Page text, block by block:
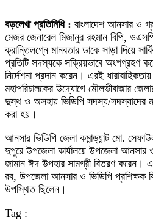
বড়লেখা প্রতিনিধি : বাংলাদেশ আনসার ও
মেজর জেনারেল মিজানুর রহমান বিপি,
ক্রান্তিলগ্নে মানবতার ডাকে সাড়া দিয়ে
প্রতিটি সদস্যকে সক্রিয়ভাবে অংশগ্রহণ
নির্দেশনা প্রদান করেন। এরই
মহাপরিচালকের উদ্যোগে মৌলভীবাজার
দুস্থ ও অসহায় ভিডিপি সদস্য/সদস্যাদের
করা হয়।
আনসার ভিডিপি জেলা কমান্ড্যান্ট মো.
দুপুরে উপজেলা কার্যালয়ে উপজেলা আনসার
জামান ঈদ উপহার সামগ্রী বিতরণ করেন।
রব, উপজেলা আনসার ও ভিডিপি প্রশিক্ষক
উপস্থিত ছিলেন।
Tag :